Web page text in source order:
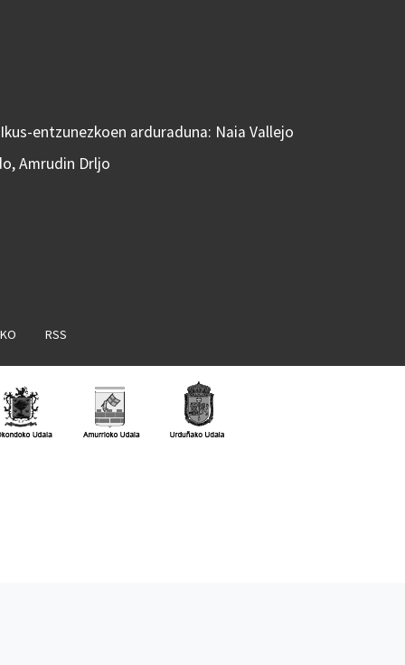
entzunezkoen arduraduna: Naia Vallejo
Amrudin Drljo
RSS